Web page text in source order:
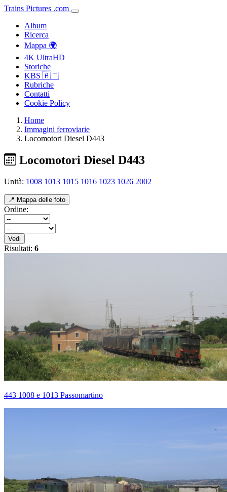
Trains Pictures .com
Album
Ricerca
Mappa 🌍
4K UltraHD
Storiche
KBS 🇦🇹
Rubriche
Contatti
Cookie Policy
Home
Immagini ferroviarie
Locomotori Diesel D443
Locomotori Diesel D443
Unità: 1008 1013 1015 1016 1023 1026 2002
📍 Mappa delle foto
Ordine:
Vedi
Risultati: 6
443 1008 e 1013 Passomartino